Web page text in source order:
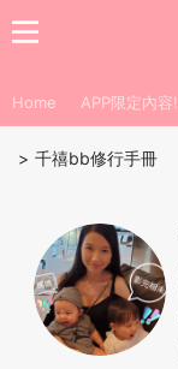
Home APP限定內容!
> 千禧bb修行手冊